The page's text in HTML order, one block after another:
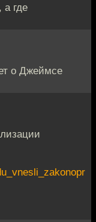
а где
о Джеймсе